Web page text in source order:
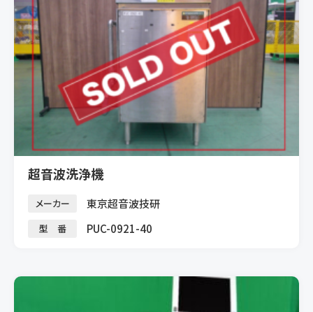
超音波洗浄機
メーカー 東京超音波技研
型 番 PUC-0921-40